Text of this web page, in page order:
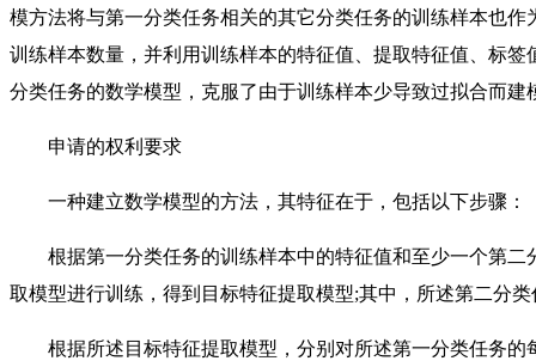
模方法将与第一分类任务相关的其它分类任务的训练样本也
训练样本数量，并利用训练样本的特征值、提取特征值、标
分类任务的数学模型，克服了由于训练样本少导致过拟合而建
申请的权利要求
一种建立数学模型的方法，其特征在于，包括以下步骤：
根据第一分类任务的训练样本中的特征值和至少一个第二
取模型进行训练，得到目标特征提取模型;其中，所述第二分
根据所述目标特征提取模型，分别对所述第一分类任务的